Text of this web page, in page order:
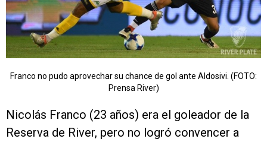
Franco no pudo aprovechar su chance de gol ante Aldosivi. (FOTO:
Prensa River)
Nicolás Franco (23 años) era el goleador de la
Reserva de River, pero no logró convencer a